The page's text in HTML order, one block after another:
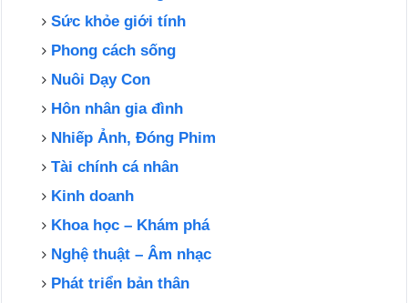
Sức khỏe giới tính
Phong cách sống
Nuôi Dạy Con
Hôn nhân gia đình
Nhiếp Ảnh, Đóng Phim
Tài chính cá nhân
Kinh doanh
Khoa học – Khám phá
Nghệ thuật – Âm nhạc
Phát triển bản thân